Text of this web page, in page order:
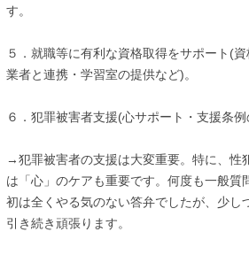
す。
５．就職等に有利な資格取得をサポート(
業者と連携・学習室の提供など)。
６．犯罪被害者支援(心サポート・支援条例
→犯罪被害者の支援は大変重要。特に、性
は「心」のケアも重要です。何度も一般質
初は全くやる気のない答弁でしたが、少し
引き続き頑張ります。